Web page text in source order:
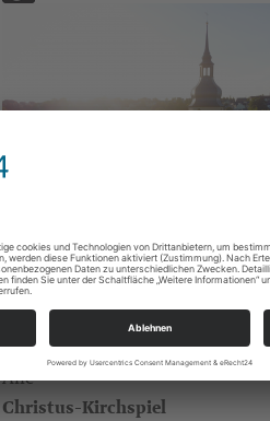
Gottesdienste
Pfrn. Dr. Rabe mandy.rabe@evlks.de
mit Kindergottesdienst
Alle
Christus-Kirchspiel